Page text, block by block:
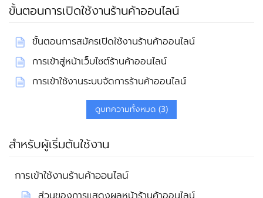
ขั้นตอนการเปิดใช้งานร้านค้าออนไลน์
ขั้นตอนการสมัครเปิดใช้งานร้านค้าออนไลน์
การเข้าสู่หน้าเว็บไซต์ร้านค้าออนไลน์
การเข้าใช้งานระบบจัดการร้านค้าออนไลน์
ดูบทความทั้งหมด (3)
สำหรับผู้เริ่มต้นใช้งาน
การเข้าใช้งานร้านค้าออนไลน์